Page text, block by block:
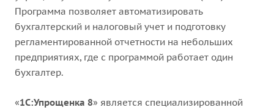
Программа позволяет автоматизировать
бухгалтерский и налоговый учет и подготовку
регламентированной отчетности на небольших
предприятиях, где с программой работает один
бухгалтер.
«1С:Упрощенка 8» является специализированной